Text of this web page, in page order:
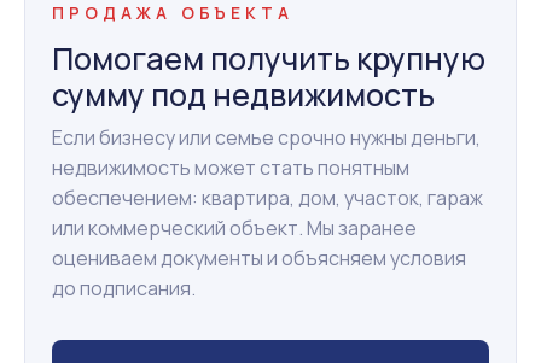
ПРОДАЖА ОБЪЕКТА
Помогаем получить крупную
сумму под недвижимость
Если бизнесу или семье срочно нужны деньги,
недвижимость может стать понятным
обеспечением: квартира, дом, участок, гараж
или коммерческий объект. Мы заранее
оцениваем документы и объясняем условия
до подписания.